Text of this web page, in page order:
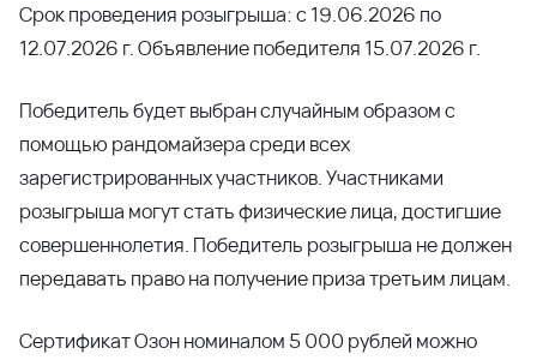
Срок проведения розыгрыша: с 19.06.2026 по
12.07.2026 г. Объявление победителя 15.07.2026 г.
Победитель будет выбран случайным образом с
помощью рандомайзера среди всех
зарегистрированных участников. Участниками
розыгрыша могут стать физические лица, достигшие
совершеннолетия. Победитель розыгрыша не должен
передавать право на получение приза третьим лицам.
Сертификат Озон номиналом 5 000 рублей можно